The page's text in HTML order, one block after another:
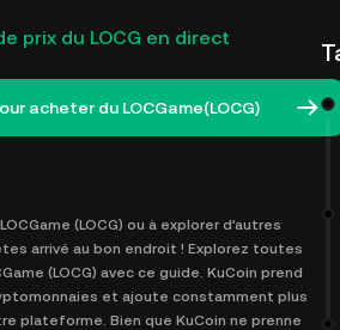
prix du LOCG en direct
acheter du LOCGame(LOCG)
(LOCG) ou à explorer d'autres
arrivé au bon endroit ! Explorez toutes
(LOCG) avec ce guide. KuCoin prend
et ajoute constamment plus
plateforme. Bien que KuCoin ne prenne